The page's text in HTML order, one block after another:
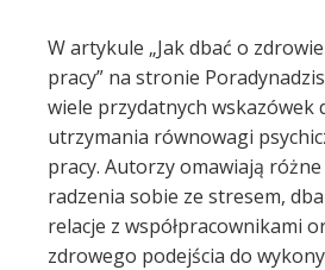
W artykule „Jak dbać o
pracy” na stronie
wiele przydatnych wskazówek
utrzymania równowagi
pracy. Autorzy omawiają
radzenia sobie ze stresem,
relacje z współpracownikami
zdrowego podejścia do